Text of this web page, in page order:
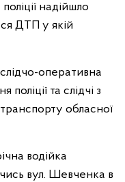
надійшло
ДТП у якій
оперативна
та слідчі з
обласної
водійка
вул. Шевченка в